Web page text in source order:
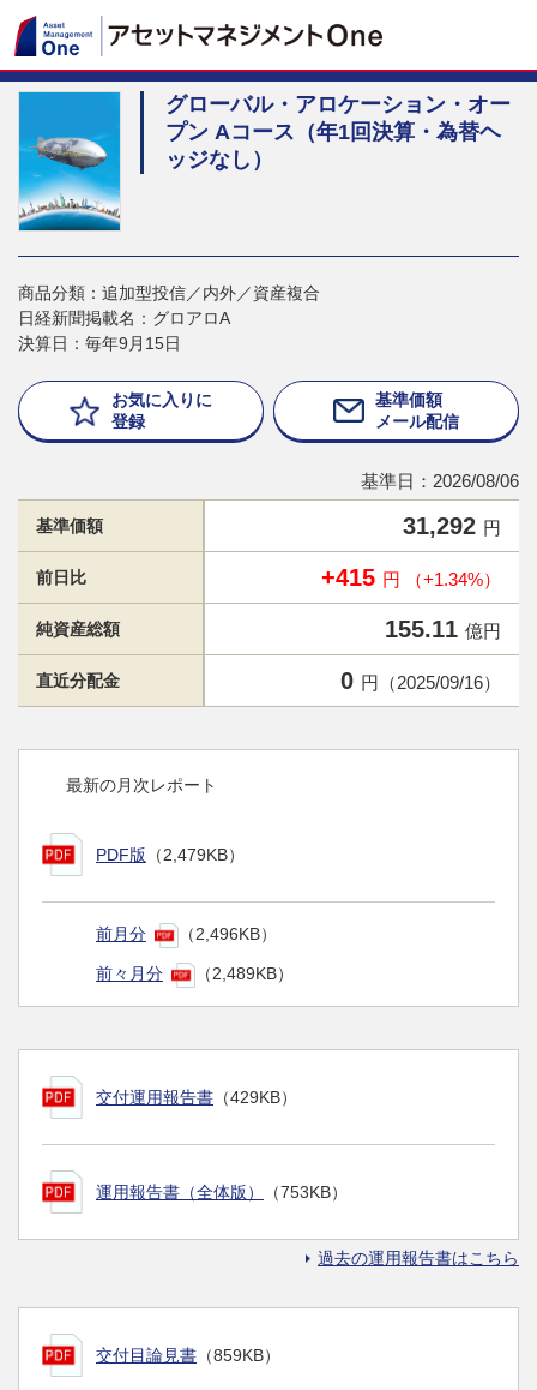
グローバル・アロケーション・オー
プン Aコース（年1回決算・為替ヘ
ッジなし）
商品分類：追加型投信／内外／資産複合
日経新聞掲載名：グロアロA
決算日：毎年9月15日
お気に入りに
登録
基準価額
メール配信
基準日：2026/08/06
基準価額 31,292 円
前日比 +415 円 （+1.34%）
純資産総額 155.11 億円
直近分配金 0 円（2025/09/16）
最新の月次レポート
PDF版 （2,479KB）
前月分 （2,496KB）
前々月分 （2,489KB）
交付運用報告書 （429KB）
運用報告書（全体版） （753KB）
過去の運用報告書はこちら
交付目論見書 （859KB）